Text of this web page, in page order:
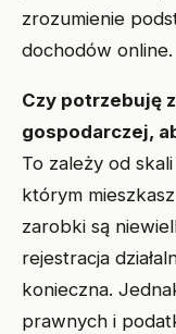
zrozumienie
dochodów online.
Czy potrzebuję
gospodarczej,
To zależy od
którym
zarobki są
rejestracja
konieczna.
prawnych i